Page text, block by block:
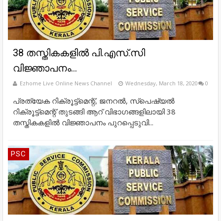
38 തസ്തികകളില്‍ പി.എസ്.സി
വിജ്ഞാപനം...
Ezhome Live Online News Channel Wednesday, March 18, 2020 0
പ്രത്യേക റിക്രൂട്ട്‌മെന്റ്, ജനറല്‍, സ്‌പെഷ്യല്‍
റിക്രൂട്ട്‌മെന്റ് തുടങ്ങി ആറ് വിഭാഗങ്ങളിലായി 38
തസ്തികകളില്‍ വിജ്ഞാപനം പുറപ്പെടുവി...
PSC